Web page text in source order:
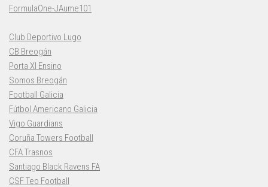
FormulaOne-JAume101
Club Deportivo Lugo
CB Breogán
Porta XI Ensino
Somos Breogán
Football Galicia
Fútbol Americano Galicia
Vigo Guardians
Coruña Towers Football
CFA Trasnos
Santiago Black Ravens FA
CSF Teo Football